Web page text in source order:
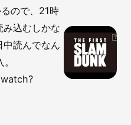
ので、21時
み込むしかな
中読んでなん